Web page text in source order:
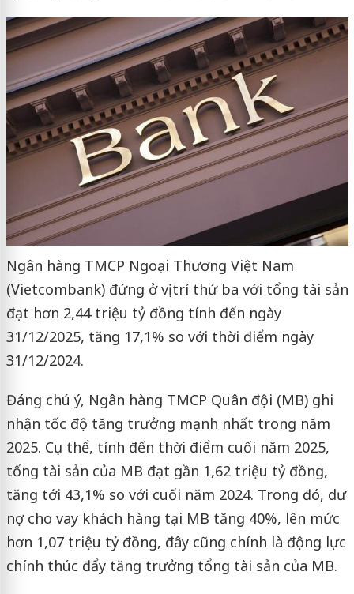
Ngân hàng TMCP Ngoại Thương Việt Nam
(Vietcombank) đứng ở vị trí thứ ba với tổng tài sản
đạt hơn 2,44 triệu tỷ đồng tính đến ngày
31/12/2025, tăng 17,1% so với thời điểm ngày
31/12/2024.
Đáng chú ý, Ngân hàng TMCP Quân đội (MB) ghi
nhận tốc độ tăng trưởng mạnh nhất trong năm
2025. Cụ thể, tính đến thời điểm cuối năm 2025,
tổng tài sản của MB đạt gần 1,62 triệu tỷ đồng,
tăng tới 43,1% so với cuối năm 2024. Trong đó, dư
nợ cho vay khách hàng tại MB tăng 40%, lên mức
hơn 1,07 triệu tỷ đồng, đây cũng chính là động lực
chính thúc đẩy tăng trưởng tổng tài sản của MB.